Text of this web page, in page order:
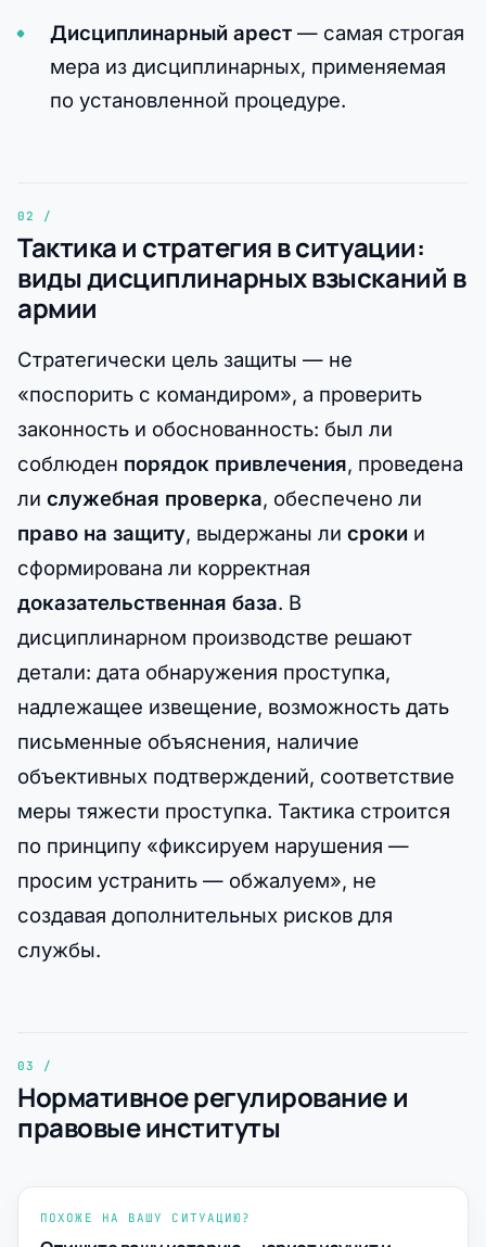
Дисциплинарный арест— самая строгая
мера из дисциплинарных, применяемая
по установленной процедуре.
Тактика и стратегия в ситуации:
виды дисциплинарных взысканий в
армии
Стратегически цель защиты — не
«поспорить с командиром», а проверить
законность и обоснованность: был ли
соблюден порядок привлечения, проведена
ли служебная проверка, обеспечено ли
право на защиту, выдержаны ли сроки и
сформирована ли корректная
доказательственная база. В
дисциплинарном производстве решают
детали: дата обнаружения проступка,
надлежащее извещение, возможность дать
письменные объяснения, наличие
объективных подтверждений, соответствие
меры тяжести проступка. Тактика строится
по принципу «фиксируем нарушения —
просим устранить — обжалуем», не
создавая дополнительных рисков для
службы.
Нормативное регулирование и
правовые институты
ПОХОЖЕ НА ВАШУ СИТУАЦИЮ?